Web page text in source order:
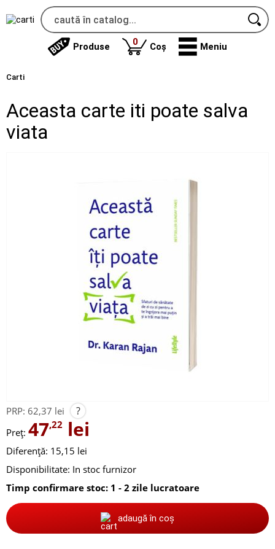
Produse 0produse
Coș Meniu
Carti
Aceasta carte iti poate salva
viata
PRP: 62,37 lei ?
Preț: 47,22 lei
Diferență: 15,15 lei
Disponibilitate: In stoc furnizor
Timp confirmare stoc: 1 - 2 zile lucratoare
adaugă în coș